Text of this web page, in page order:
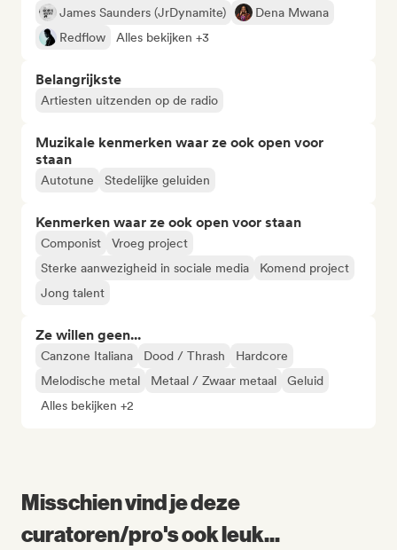
James Saunders (JrDynamite)
Dena Mwana
Redflow
Alles bekijken +3
Belangrijkste
Artiesten uitzenden op de radio
Muzikale kenmerken waar ze ook open voor
staan
Autotune Stedelijke geluiden
Kenmerken waar ze ook open voor staan
Componist
Vroeg project
Sterke aanwezigheid in sociale media
Komend project
Jong talent
Ze willen geen...
Canzone Italiana Dood / Thrash
Hardcore
Melodische metal
Metaal / Zwaar metaal
Geluid
Alles bekijken +2
Misschien vind je deze
curatoren/pro's ook leuk...